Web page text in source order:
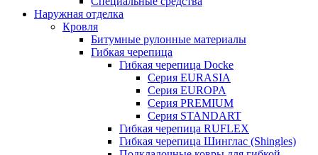
Наружная отделка
Кровля
Битумные рулонные материалы
Гибкая черепица
Гибкая черепица Docke
Серия EURASIA
Серия EUROPA
Серия PREMIUM
Серия STANDART
Гибкая черепица RUFLEX
Гибкая черепица Шинглас (Shingles)